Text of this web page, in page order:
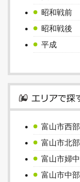
昭和戦前
昭和戦後
平成
富山市西部
富山市北部
富山市婦中
富山市中部